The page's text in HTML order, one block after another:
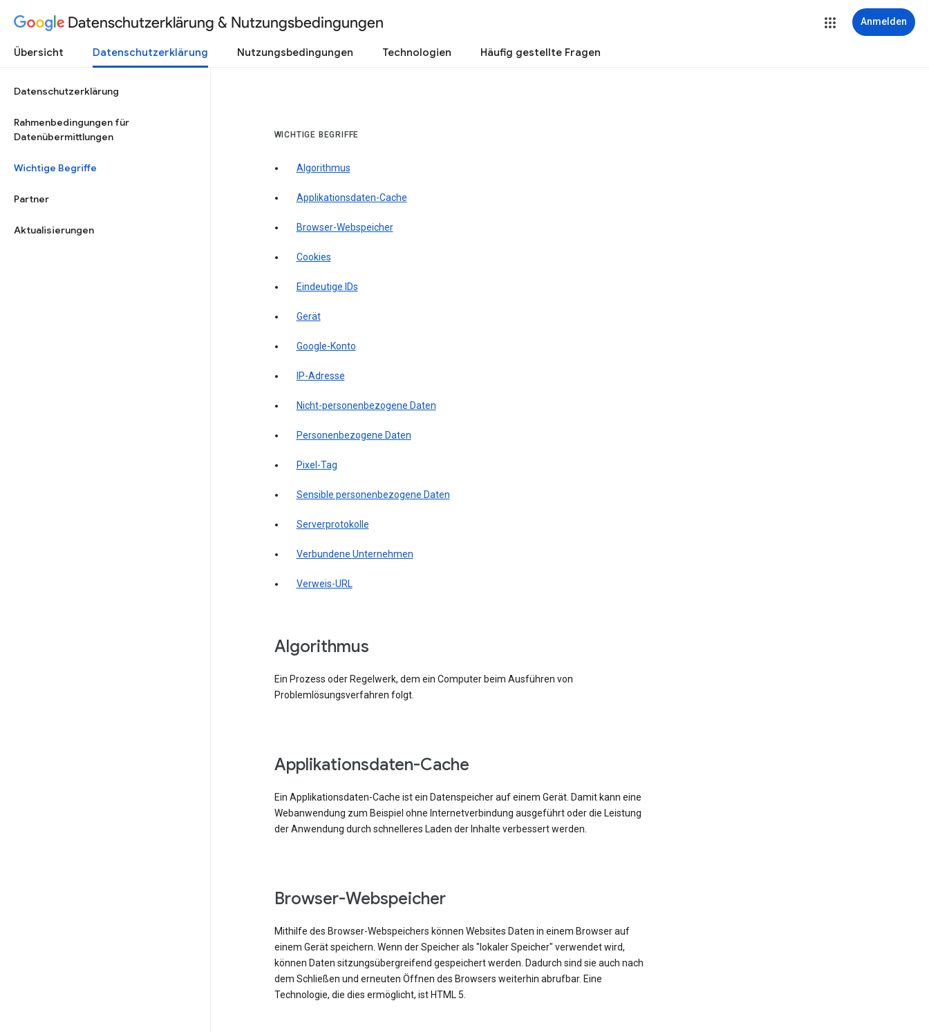
Datenschutzerklärung & Nutzungsbedingungen Anmelden
Übersicht Datenschutzerklärung Nutzungsbedingungen Technologien Häufig gestellte Fragen
Datenschutzerklärung
Rahmenbedingungen für
Datenübermittlungen
Wichtige Begriffe
Partner
Aktualisierungen
WICHTIGE BEGRIFFE
Algorithmus
Applikationsdaten-Cache
Browser-Webspeicher
Cookies
Eindeutige IDs
Gerät
Google-Konto
IP-Adresse
Nicht-personenbezogene Daten
Personenbezogene Daten
Pixel-Tag
Sensible personenbezogene Daten
Serverprotokolle
Verbundene Unternehmen
Verweis-URL
Algorithmus
Ein Prozess oder Regelwerk, dem ein Computer beim Ausführen von
Problemlösungsverfahren folgt.
Applikationsdaten-Cache
Ein Applikationsdaten-Cache ist ein Datenspeicher auf einem Gerät. Damit kann eine
Webanwendung zum Beispiel ohne Internetverbindung ausgeführt oder die Leistung
der Anwendung durch schnelleres Laden der Inhalte verbessert werden.
Browser-Webspeicher
Mithilfe des Browser-Webspeichers können Websites Daten in einem Browser auf
einem Gerät speichern. Wenn der Speicher als "lokaler Speicher" verwendet wird,
können Daten sitzungsübergreifend gespeichert werden. Dadurch sind sie auch nach
dem Schließen und erneuten Öffnen des Browsers weiterhin abrufbar. Eine
Technologie, die dies ermöglicht, ist HTML 5.